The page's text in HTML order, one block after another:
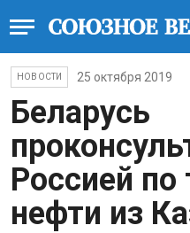
НОВОСТИ 25 октября 2019
Беларусь
Россией по
нефти из